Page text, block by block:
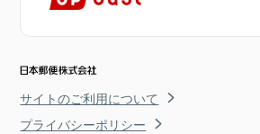
サイトのご利用について
プライバシーポリシー